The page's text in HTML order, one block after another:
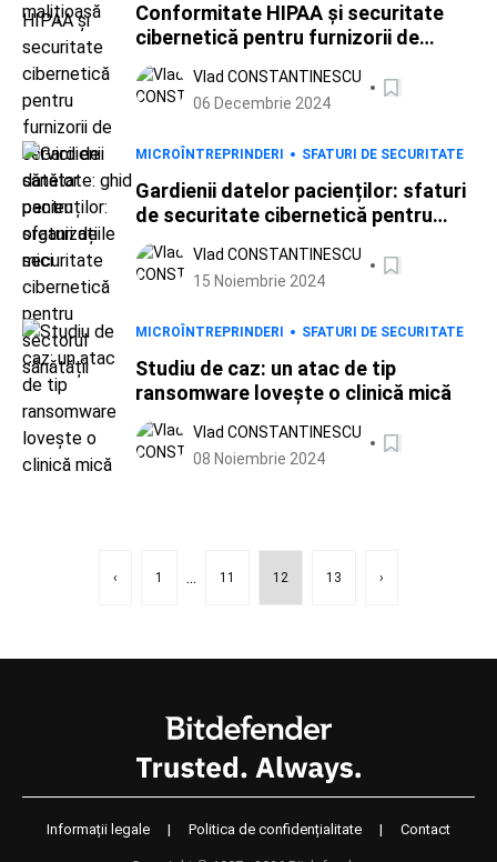
Conformitate HIPAA și securitate
cibernetică pentru furnizorii de
servicii de sănătate: ghid pentru
organizațiile mici
Vlad CONSTANTINESCU
06 Decembrie 2024
MICROÎNTREPRINDERI SFATURI DE SECURITATE
Gardienii datelor pacienților: sfaturi
de securitate cibernetică pentru
sectorul sănătății
Vlad CONSTANTINESCU
15 Noiembrie 2024
MICROÎNTREPRINDERI SFATURI DE SECURITATE
Studiu de caz: un atac de tip
ransomware lovește o clinică mică
Vlad CONSTANTINESCU
08 Noiembrie 2024
‹ 1 ... 11 12 13 ›
Informații legale | Politica de confidențialitate | Contact